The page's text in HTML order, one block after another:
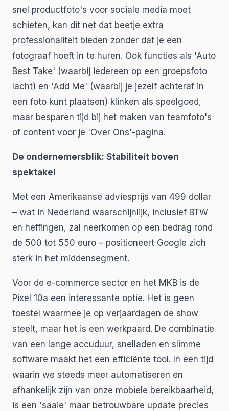
snel productfoto's voor sociale media moet
schieten, kan dit net dat beetje extra
professionaliteit bieden zonder dat je een
fotograaf hoeft in te huren. Ook functies als 'Auto
Best Take' (waarbij iedereen op een groepsfoto
lacht) en 'Add Me' (waarbij je jezelf achteraf in
een foto kunt plaatsen) klinken als speelgoed,
maar besparen tijd bij het maken van teamfoto's
of content voor je 'Over Ons'-pagina.
De ondernemersblik: Stabiliteit boven
spektakel
Met een Amerikaanse adviesprijs van 499 dollar
– wat in Nederland waarschijnlijk, inclusief BTW
en heffingen, zal neerkomen op een bedrag rond
de 500 tot 550 euro – positioneert Google zich
sterk in het middensegment.
Voor de e-commerce sector en het MKB is de
Pixel 10a een interessante optie. Het is geen
toestel waarmee je op verjaardagen de show
steelt, maar het is een werkpaard. De combinatie
van een lange accuduur, snelladen en slimme
software maakt het een efficiënte tool. In een tijd
waarin we steeds meer automatiseren en
afhankelijk zijn van onze mobiele bereikbaarheid,
is een 'saaie' maar betrouwbare update precies